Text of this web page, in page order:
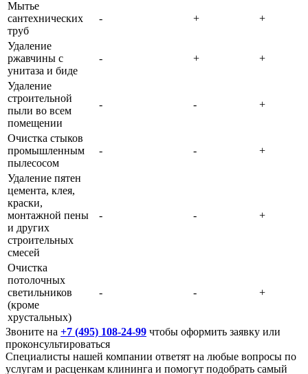
Мытье
сантехнических
труб
- + +
Удаление
ржавчины с
унитаза и биде
- + +
Удаление
строительной
пыли во всем
помещении
- - +
Очистка стыков
промышленным
пылесосом
- - +
Удаление пятен
цемента, клея,
краски,
монтажной пены
и других
строительных
смесей
- - +
Очистка
потолочных
светильников
(кроме
хрустальных)
- - +
Звоните на +7 (495) 108-24-99 чтобы оформить заявку или
проконсультироваться
Специалисты нашей компании ответят на любые вопросы по
услугам и расценкам клининга и помогут подобрать самый